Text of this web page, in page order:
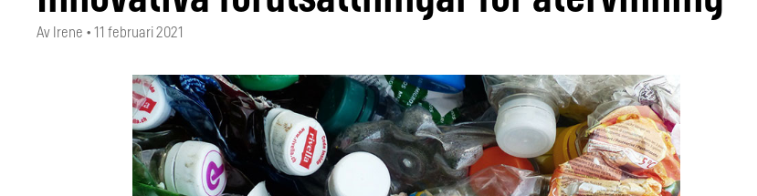
Av Irene • 11 februari 2021